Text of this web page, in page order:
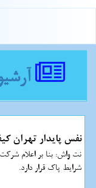
نفس پایدار تهران
شرایط پاک قرار دارد.